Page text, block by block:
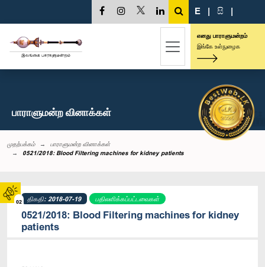
02
E | සි |
எனது பாராளுமன்றம்
இங்கே உள்நுழைக
பாராளுமன்ற வினாக்கள்
முதற்பக்கம்
பாராளுமன்ற வினாக்கள்
0521/2018: Blood Filtering machines for kidney patients
திகதி: 2018-07-19 பதிலளிக்கப்பட்டவைகள்
0521/2018: Blood Filtering machines for kidney
patients